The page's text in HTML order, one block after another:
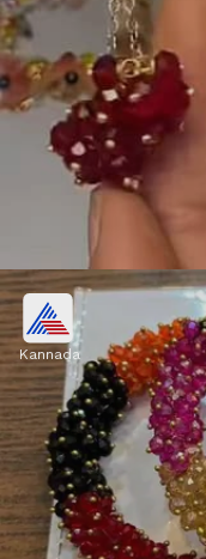
ಗೋಲ್ಡನ್
ನೀವು ಕೆಂಪು
ಗೋಲ್ಡನ್ ಗಾಜಿನ
ಕೆಂಪು ಗಜ್ರಾ
Image credits: instagram
Kannada